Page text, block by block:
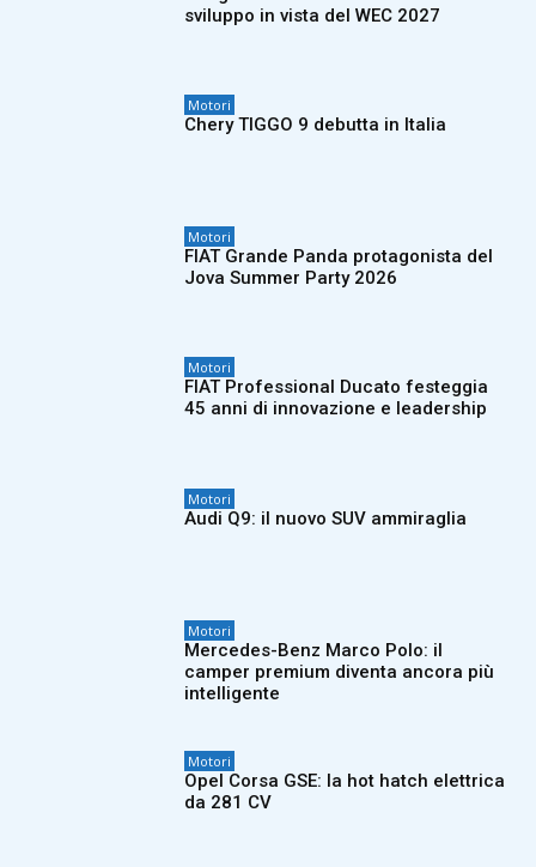
sviluppo in vista del WEC 2027
Motori
Chery TIGGO 9 debutta in Italia
Motori
FIAT Grande Panda protagonista del
Jova Summer Party 2026
Motori
FIAT Professional Ducato festeggia
45 anni di innovazione e leadership
Motori
Audi Q9: il nuovo SUV ammiraglia
Motori
Mercedes-Benz Marco Polo: il
camper premium diventa ancora più
intelligente
Motori
Opel Corsa GSE: la hot hatch elettrica
da 281 CV